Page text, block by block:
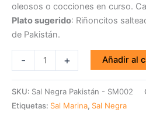
oleosos o cocciones en curso.
Plato sugerido: Riñoncitos
de Pakistán.
- + Añadir al
SKU: Sal Negra Pakistán - SM002
Etiquetas: Sal Marina, Sal Negra